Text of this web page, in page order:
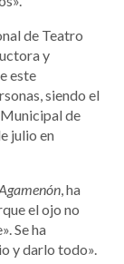
de Teatro
y
este
siendo el
de
julio en
, ha
el ojo no
Se ha
y darlo todo».